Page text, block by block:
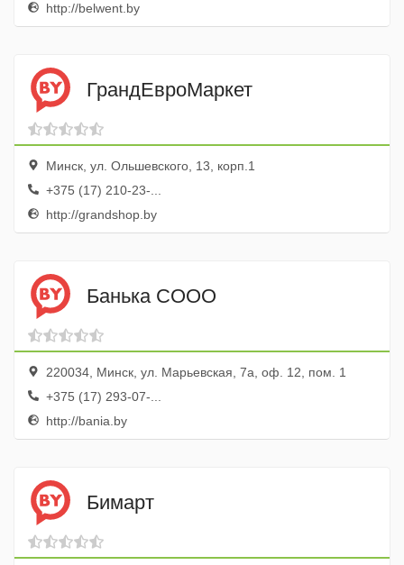
http://belwent.by
ГрандЕвроМаркет
Минск, ул. Ольшевского, 13, корп.1
+375 (17) 210-23-...
http://grandshop.by
Банька СООО
220034, Минск, ул. Марьевская, 7а, оф. 12, пом. 1
+375 (17) 293-07-...
http://bania.by
Бимарт